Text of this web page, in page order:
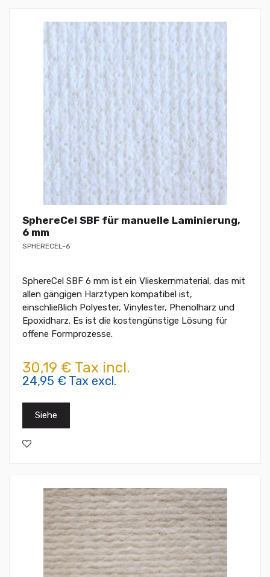
SphereCel SBF für manuelle Laminierung,
6 mm
SPHERECEL-6
SphereCel SBF 6 mm ist ein Vlieskernmaterial, das mit
allen gängigen Harztypen kompatibel ist,
einschließlich Polyester, Vinylester, Phenolharz und
Epoxidharz. Es ist die kostengünstige Lösung für
offene Formprozesse.
30,19 € Tax incl.
24,95 € Tax excl.
Siehe